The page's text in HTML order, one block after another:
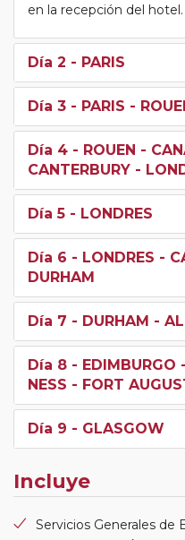
en la recepción del hotel.
Día 2 - PARIS
Día 3 - PARIS -
Día 4 - ROUEN -
CANTERBURY -
Día 5 - LONDRES
Día 6 - LONDRES -
DURHAM
Día 7 - DURHAM -
Día 8 - EDIMBURGO
NESS - FORT
Día 9 - GLASGOW
Incluye
Servicios Generales de